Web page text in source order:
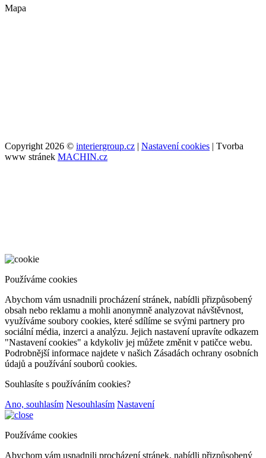
Mapa
Copyright 2026 © interiergroup.cz | Nastavení cookies | Tvorba
www stránek MACHIN.cz
Používáme cookies
Abychom vám usnadnili procházení stránek, nabídli přizpůsobený
obsah nebo reklamu a mohli anonymně analyzovat návštěvnost,
využíváme soubory cookies, které sdílíme se svými partnery pro
sociální média, inzerci a analýzu. Jejich nastavení upravíte odkazem
"Nastavení cookies" a kdykoliv jej můžete změnit v patičce webu.
Podrobnější informace najdete v našich Zásadách ochrany osobních
údajů a používání souborů cookies.
Souhlasíte s používáním cookies?
Ano, souhlasím Nesouhlasím Nastavení
Používáme cookies
Abychom vám usnadnili procházení stránek, nabídli přizpůsobený